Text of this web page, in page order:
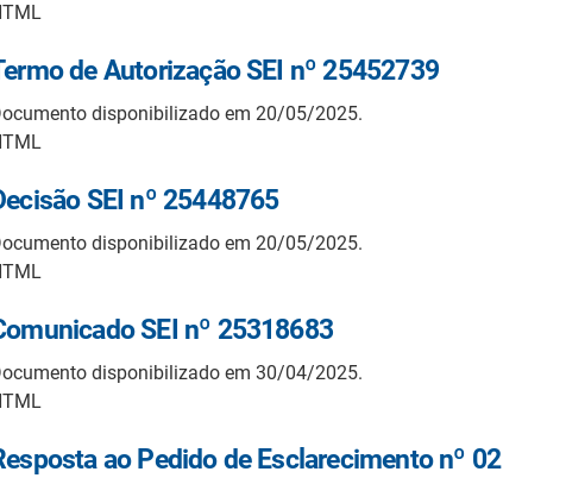
de Autorização SEI nº 25452739
disponibilizado em 20/05/2025.
SEI nº 25448765
disponibilizado em 20/05/2025.
SEI nº 25318683
disponibilizado em 30/04/2025.
ao Pedido de Esclarecimento nº 02